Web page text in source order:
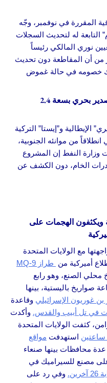
المقررة في نوفمبر، وجّه
التابعة له لتحديث السجلات
نوري المالكي رئيساً
من أن المقاطعة دون تحديث
خصومه في حالة غموض
العراق يوقّع اتفاقاً لإنشاء أنبوب تصدير بحري بسعة 2.4
الإيطالية و”إيستا” التركية
من موانئه الجنوبية،
وزارة النفط إن المشروع
الخام، دون الكشف عن
ويكثفون الهجمات على
مع الولايات المتحدة
أميركية من طراز MQ-9
الصنع، وهو رابع
صواريخ باليستية، بينها
غوريون الإسرائيلي وقاعدة
في تل أبيب والقدس. وأكدت
كثفت الولايات المتحدة
استهدفت مواقع
محافظات بينها صنعاء
مصنع للسيراميك في
وفي رد على